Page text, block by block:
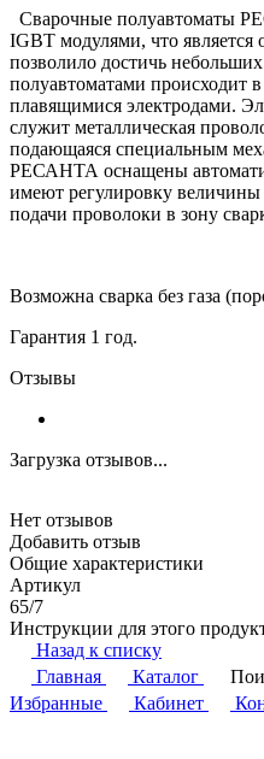
Сварочные полуавтоматы
IGBT модулями, что
позволило достичь
полуавтоматами происходит в
плавящимися электродами.
служит металлическая
подающаяся специальным
РЕСАНТА оснащены
имеют регулировку величины
подачи проволоки в зону
Возможна сварка без газа
Гарантия 1 год.
Отзывы
Загрузка отзывов...
Нет отзывов
Добавить отзыв
Общие характеристики
Артикул
65/7
Инструкции для этого
Назад к списку
Главная
Каталог
Избранные
Кабинет